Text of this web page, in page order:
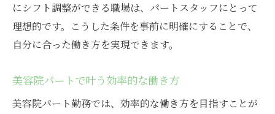
にシフト調整ができる職場は、パートスタッフにとって
理想的です。こうした条件を事前に明確にすることで、
自分に合った働き方を実現できます。
美容院パートで叶う効率的な働き方
美容院パート勤務では、効率的な働き方を目指すことが